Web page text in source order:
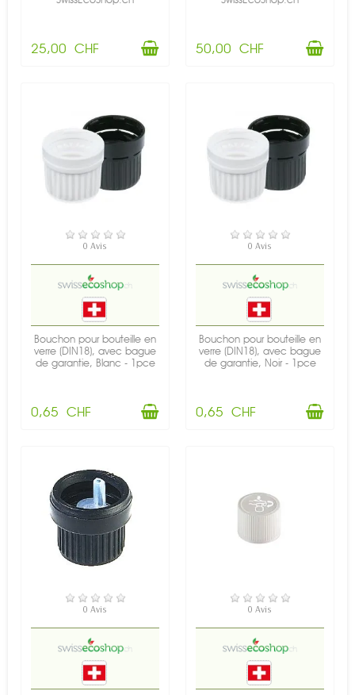
25,00 CHF 50,00 CHF
EN STOCK
0 Avis
Bouchon pour bouteille en
verre (DIN18), avec bague
de garantie, Blanc - 1pce
0,65 CHF
EN STOCK
0 Avis
Bouchon pour bouteille en
verre (DIN18), avec bague
de garantie, Noir - 1pce
0,65 CHF
EN STOCK
0 Avis
EN STOCK
0 Avis